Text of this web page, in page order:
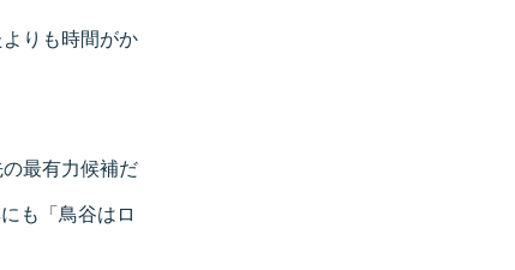
りも時間がか
最有力候補だ
も「鳥谷はロ